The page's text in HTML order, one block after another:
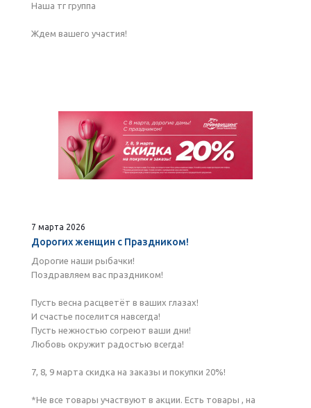
Наша тг группа
Ждем вашего участия!
7 марта 2026
Дорогих женщин с Праздником!
Дорогие наши рыбачки!
Поздравляем вас праздником!
Пусть весна расцветёт в ваших глазах!
И счастье поселится навсегда!
Пусть нежностью согреют ваши дни!
Любовь окружит радостью всегда!
7, 8, 9 марта скидка на заказы и покупки 20%!
*Не все товары участвуют в акции. Есть товары , на